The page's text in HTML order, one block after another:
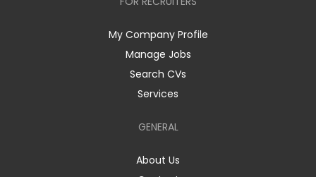
My Company Profile
Manage Jobs
Search CVs
Services
GENERAL
About Us